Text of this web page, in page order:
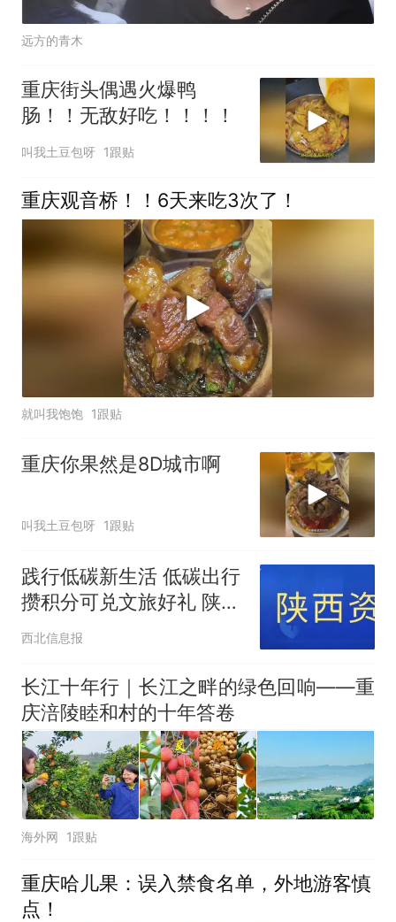
远方的青木
重庆街头偶遇火爆鸭
肠！！无敌好吃！！！！
叫我土豆包呀 1跟贴
重庆观音桥！！6天来吃3次了！
就叫我饱饱 1跟贴
重庆你果然是8D城市啊
叫我土豆包呀 1跟贴
践行低碳新生活 低碳出行
攒积分可兑文旅好礼 陕西
“碳惠三秦”碳普惠平台全
西北信息报
长江十年行｜长江之畔的绿色回响——重
庆涪陵睦和村的十年答卷
海外网 1跟贴
重庆哈儿果：误入禁食名单，外地游客慎
点！